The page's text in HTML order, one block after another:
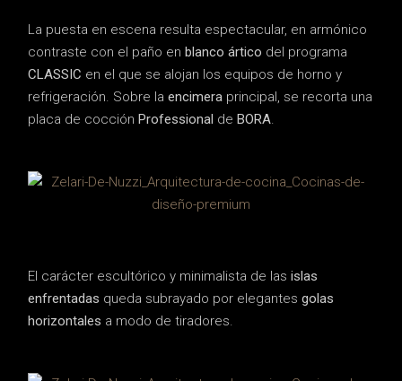
La puesta en escena resulta espectacular, en armónico
contraste con el paño enblanco ártico del programa
CLASSIC en el que se alojan los equipos de horno y
refrigeración. Sobre laencimera principal, se recorta una
placa de cocciónProfessional deBORA.
El carácter escultórico y minimalista de lasislas
enfrentadas queda subrayado por elegantesgolas
horizontales a modo de tiradores.